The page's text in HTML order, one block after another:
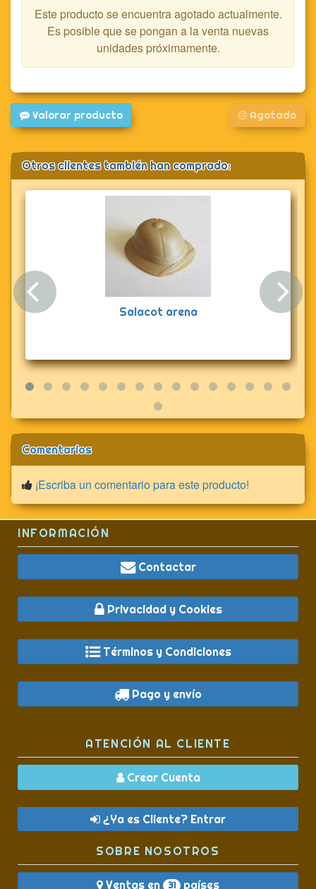
Este producto se encuentra agotado actualmente.
Es posible que se pongan a la venta nuevas
unidades próximamente.
Valorar producto Agotado
Otros clientes también han comprado:
Salacot arena
Anterior
Comentarios
¡Escriba un comentario para este producto!
INFORMACIÓN
Contactar
Privacidad y Cookies
Términos y Condiciones
Pago y envío
ATENCIÓN AL CLIENTE
Crear Cuenta
¿Ya es Cliente? Entrar
SOBRE NOSOTROS
Ventas en 31 países